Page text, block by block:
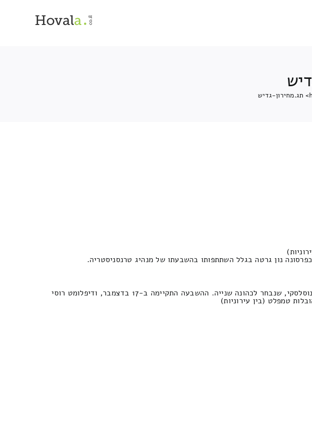
מחירון-גדיש
נון גרטה בגלל השתתפותו בהשבעתו של מנהיג טרנסניסטריה.
הבחירות השביעיות לראש הרפובליקה הלא מוכרת. ה-CEC שלה הודיע ​​על ניצחונו של ואדים קרסנוסלסקי, שנבחר לכהונה שנייה. ההשבעה התקיימה ב-17 בדצמבר, ודיפלומט רוסי
טמפלט (בין עירוניות)